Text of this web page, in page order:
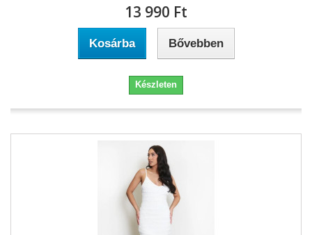
13 990 Ft‎
Kosárba Bővebben
Készleten